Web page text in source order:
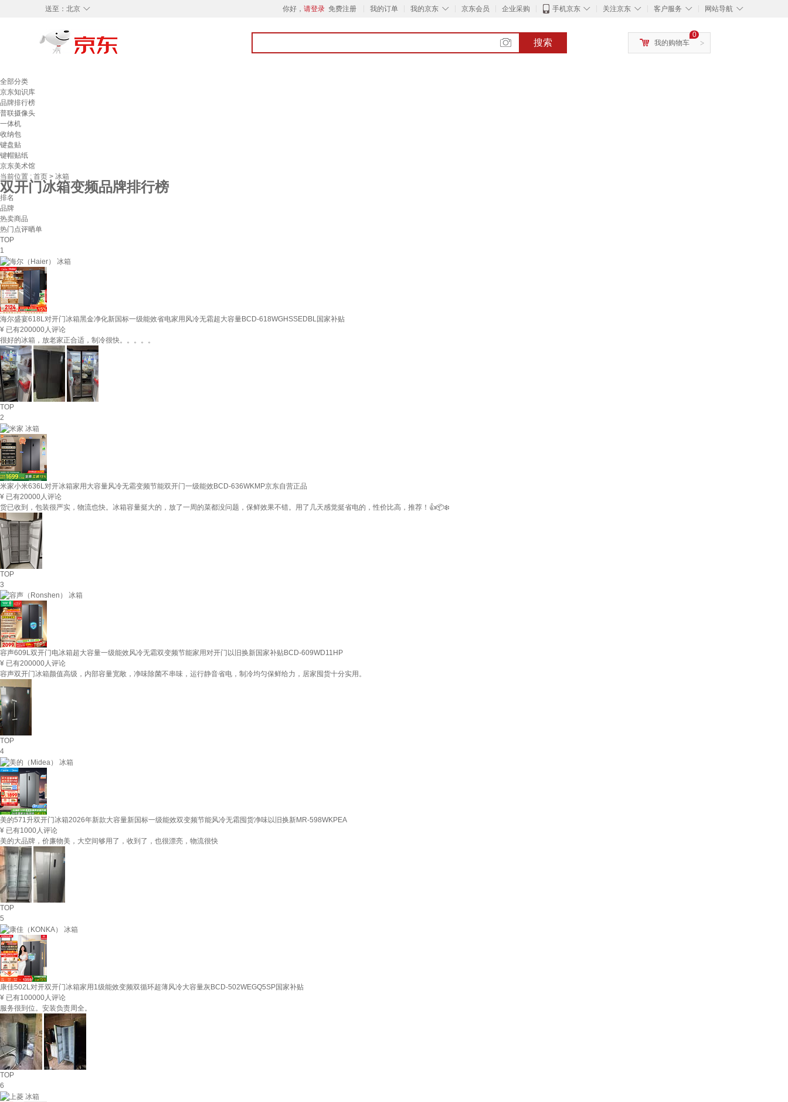
◇
送至： 北京 你好， 请登录 免费注册 我的订单 ◇
我的京东 京东会员 企业采购 ◇
手机京东 ◇
关注京东 ◇
客户服务 ◇
网站导航
搜索 >
0
我的购物车
全部分类
京东知识库
品牌排行榜
普联摄像头
一体机
收纳包
键盘贴
键帽贴纸
京东美术馆
当前位置 : 首页 > 冰箱
双开门冰箱变频品牌排行榜
排名
品牌
热卖商品
热门点评晒单
TOP
1
海尔盛宴618L对开门冰箱黑金净化新国标一级能效省电家用风冷无霜超大容量BCD-618WGHSSEDBL国家补贴
¥ 已有200000人评论
很好的冰箱，放老家正合适，制冷很快。。。。。
TOP
2
米家小米636L对开冰箱家用大容量风冷无霜变频节能双开门一级能效BCD-636WKMP京东自营正品
¥ 已有20000人评论
货已收到，包装很严实，物流也快。冰箱容量挺大的，放了一周的菜都没问题，保鲜效果不错。用了几天感觉挺省电的，性价比高，推荐！👍📦❄️️
TOP
3
容声609L双开门电冰箱超大容量一级能效风冷无霜双变频节能家用对开门以旧换新国家补贴BCD-609WD11HP
¥ 已有200000人评论
容声双开门冰箱颜值高级，内部容量宽敞，净味除菌不串味，运行静音省电，制冷均匀保鲜给力，居家囤货十分实用。
TOP
4
美的571升双开门冰箱2026年新款大容量新国标一级能效双变频节能风冷无霜囤货净味以旧换新MR-598WKPEA
¥ 已有1000人评论
美的大品牌，价廉物美，大空间够用了，收到了，也很漂亮，物流很快
TOP
5
康佳502L对开双开门冰箱家用1级能效变频双循环超薄风冷大容量灰BCD-502WEGQ5SP国家补贴
¥ 已有100000人评论
服务很到位。安装负责周全。
TOP
6